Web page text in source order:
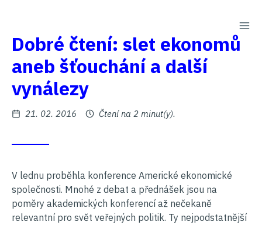
obsahDobré čtení: slet ekonomů
aneb šťouchání a další
vynálezy
Zveřejněno
21. 02. 2016 Čtení na 2 minut(y).
V lednu proběhla konference Americké ekonomické
společnosti. Mnohé z debat a přednášek jsou na
poměry akademických konferencí až nečekaně
relevantní pro svět veřejných politik. Ty nejpodstatnější